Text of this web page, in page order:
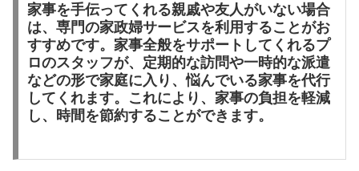
家事を手伝ってくれる親戚や友人がいない場合
は、専門の家政婦サービスを利用することがお
すすめです。家事全般をサポートしてくれるプ
ロのスタッフが、定期的な訪問や一時的な派遣
などの形で家庭に入り、悩んでいる家事を代行
してくれます。これにより、家事の負担を軽減
し、時間を節約することができます。